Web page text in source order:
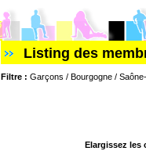
Listing des
Filtre : Garçons / Bourgogne /
Elargissez les